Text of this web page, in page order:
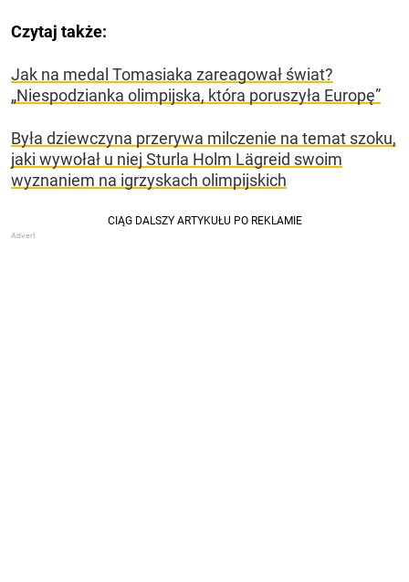
Czytaj także:
Jak na medal Tomasiaka zareagował świat?
„Niespodzianka olimpijska, która poruszyła Europę”
Była dziewczyna przerywa milczenie na temat szoku,
jaki wywołał u niej Sturla Holm Lägreid swoim
wyznaniem na igrzyskach olimpijskich